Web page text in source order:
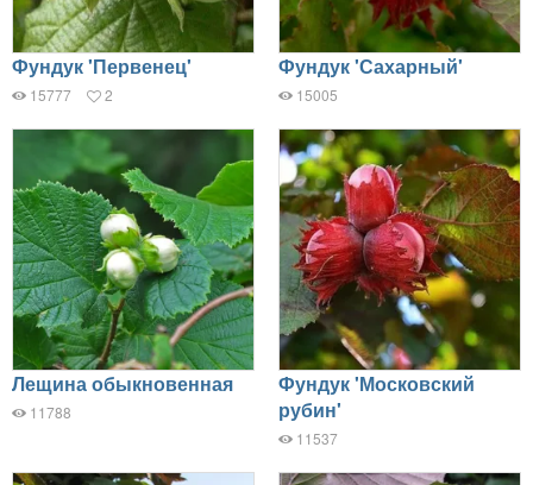
Фундук 'Первенец'
15777 2
Фундук 'Сахарный'
15005
Лещина обыкновенная
11788
Фундук 'Московский
рубин'
11537